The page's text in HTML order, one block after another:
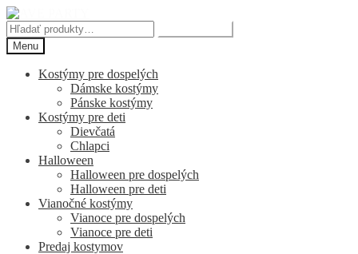
Preskočiť
na
navigáciu
Preskočiť
na
obsah
Hľadať:
Menu
Kostýmy pre dospelých
Dámske kostýmy
Pánske kostýmy
Kostýmy pre deti
Dievčatá
Chlapci
Halloween
Halloween pre dospelých
Halloween pre deti
Vianočné kostýmy
Vianoce pre dospelých
Vianoce pre deti
Predaj kostymov